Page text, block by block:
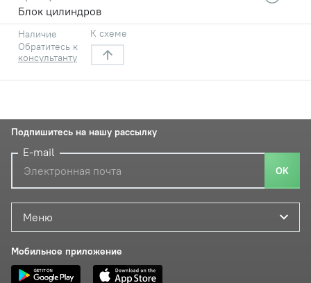
Блок цилиндров
Наличие
Обратитесь к
консультанту
К схеме
Меню
Мобильное приложение
Подпишитесь на нашу рассылку
E-mail
ОК